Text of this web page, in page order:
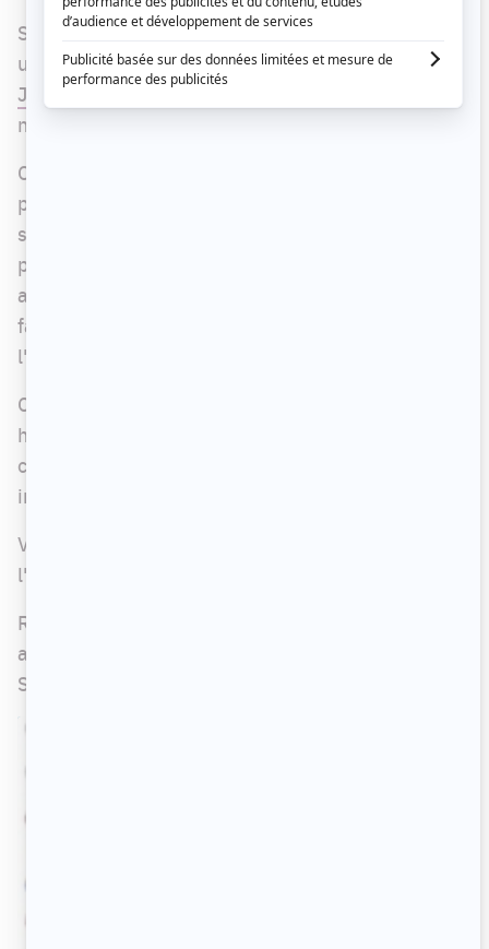
Si les téléspectateurs semblaient presque
unanimes enversla performance de Marie-Lyne
Joncas dans ce siège
nuancées pour le chroniqueur d'
Ce que les fans de l'émission reprochent
principalement à MC Gilles, c'est d'intervenir
sans cesse dans les discussions et de couper la
parole aux invités, et même à l'animateur. D'un
autre côté, plusieurs internautes apprécient cette
facette et considèrent cela comme de
l'implication plutôt que de l'irrévérence.
Ceux qui l'aiment encensent son intelligence, son
humour pertinent et ses questions réfléchies et
ceux qui ne l'apprécient trouvent souvent ses
interventions déplacées.
Voyez quelques commentaires de fans au bas de
l'article.
Rappelons que, dimanche dernier, Guy A. Lepage
a envoyé une flèche au
Stéphan Bureau.